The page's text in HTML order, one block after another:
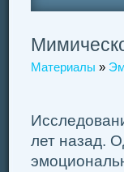
Материалы »
лет назад.